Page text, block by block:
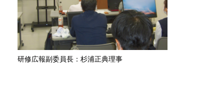
研修広報副委員長：杉浦正典理事